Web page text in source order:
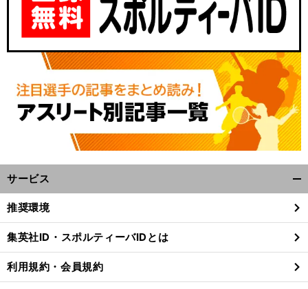
サービス
閉
る
推奨環境
集英社ID・スポルティーバIDとは
利用規約・会員規約